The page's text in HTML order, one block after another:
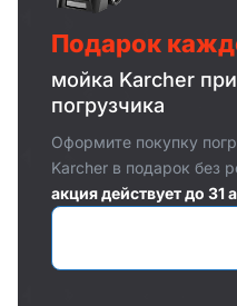
Подарок
мойка Karcher
погрузчика
Оформите покупку
Karcher в подарок без
акция действует до 31